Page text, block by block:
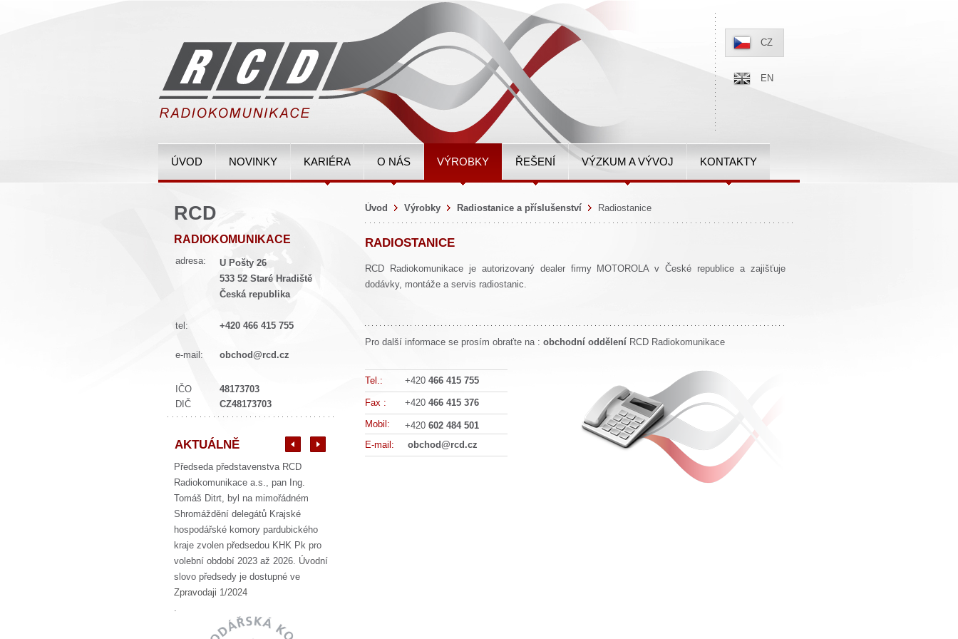
CZ
EN
ÚVOD NOVINKY KARIÉRA O NÁS VÝROBKY ŘEŠENÍ VÝZKUM A VÝVOJ KONTAKTY
RCD
RADIOKOMUNIKACE
adresa:
U Pošty 26
533 52 Staré Hradiště
Česká republika
tel: +420 466 415 755
e-mail: obchod@rcd.cz
IČO
48173703
DIČ
CZ48173703
AKTUÁLNĚ
Předseda představenstva RCD
Radiokomunikace a.s., pan Ing.
Tomáš Ditrt, byl na mimořádném
Shromáždění delegátů Krajské
hospodářské komory pardubického
kraje zvolen předsedou KHK Pk pro
volební období 2023 až 2026. Úvodní
slovo předsedy je dostupné ve
Zpravodaji 1/2024
.
Úvod Výrobky Radiostanice a příslušenství Radiostanice
RADIOSTANICE
RCD Radiokomunikace je autorizovaný dealer firmy MOTOROLA v České republice a zajišťuje
dodávky, montáže a servis radiostanic.
Pro další informace se prosím obraťte na : obchodní oddělení RCD Radiokomunikace
Tel.: +420 466 415 755
Fax : +420 466 415 376
Mobil:
+420 602 484 501
E-mail:
obchod@rcd.cz